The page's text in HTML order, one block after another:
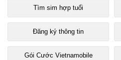
Tìm sim hợp tuổi
Đăng ký thông tin
Gói Cước Vietnamobile